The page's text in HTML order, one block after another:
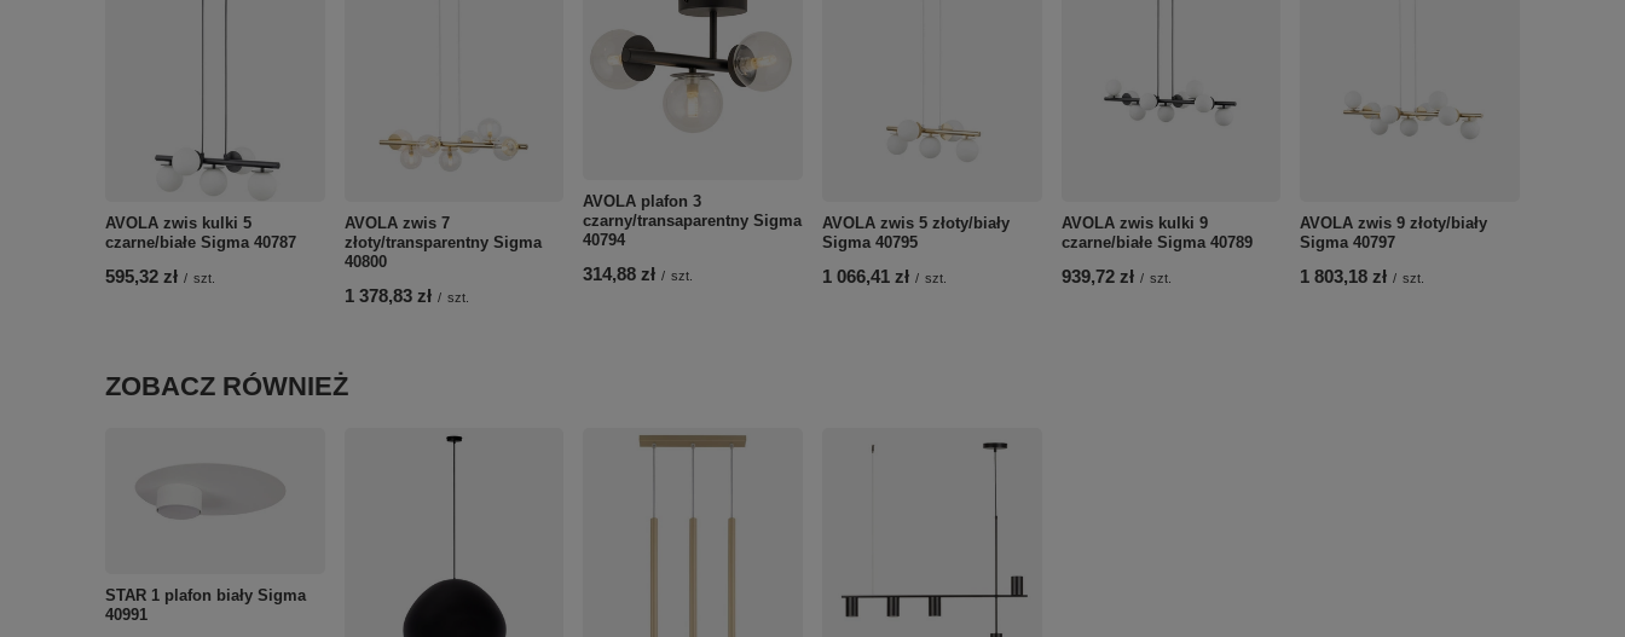
AVOLA zwis kulki 5
czarne/białe Sigma 40787
595,32 zł / szt.
AVOLA zwis 7
złoty/transparentny Sigma
40800
1 378,83 zł / szt.
AVOLA plafon 3
czarny/transaparentny Sigma
40794
314,88 zł / szt.
AVOLA zwis 5 złoty/biały
Sigma 40795
1 066,41 zł / szt.
AVOLA zwis kulki 9
czarne/białe Sigma 40789
939,72 zł / szt.
AVOLA zwis 9 złoty/biały
Sigma 40797
1 803,18 zł / szt.
ZOBACZ RÓWNIEŻ
STAR 1 plafon biały Sigma
40991